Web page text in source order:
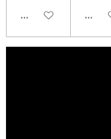
AGGIUNGI AL